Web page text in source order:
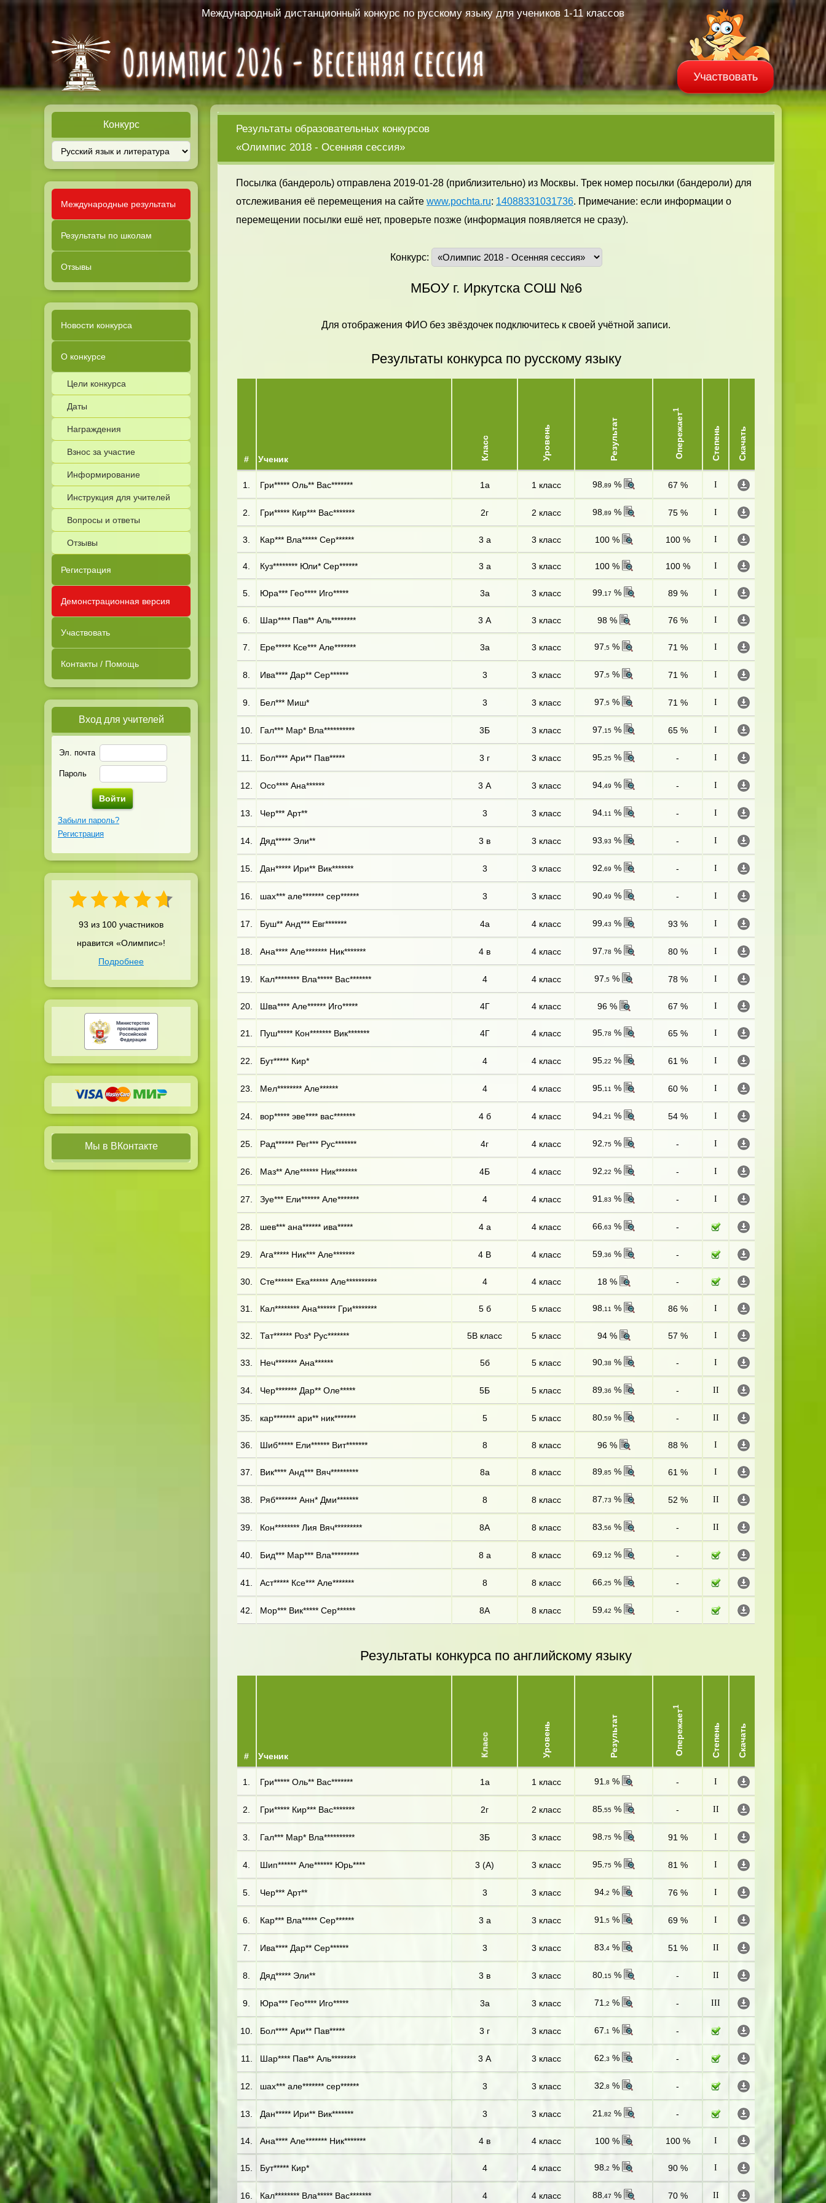
Международный дистанционный конкурс по русскому языку для учеников 1-11 классов
Участвовать
Конкурс
Международные результаты
Результаты по школам
Отзывы
Новости конкурса
О конкурсе
Цели конкурса
Даты
Награждения
Взнос за участие
Информирование
Инструкция для учителей
Вопросы и ответы
Отзывы
Регистрация
Демонстрационная версия
Участвовать
Контакты / Помощь
Вход для учителей
Эл. почта
Пароль
Забыли пароль?
Регистрация
93 из 100 участников
нравится «Олимпис»!
Подробнее
Мы в ВКонтакте
Результаты образовательных конкурсов
«Олимпис 2018 - Осенняя сессия»
Посылка (бандероль) отправлена 2019-01-28 (приблизительно) из Москвы. Трек номер посылки (бандероли) для
отслеживания её перемещения на сайте www.pochta.ru: 14088331031736. Примечание: если информации о
перемещении посылки ешё нет, проверьте позже (информация появляется не сразу).
Конкурс:
МБОУ г. Иркутска СОШ №6
Для отображения ФИО без звёздочек подключитесь к своей учётной записи.
Результаты конкурса по русскому языку
# Ученик Класс Уровень Результат Опережает
1
Степень Скачать
1. Гри***** Оль** Вас******* 1а 1 класс 98 ,89 % 67 % I
2. Гри***** Кир*** Вас******* 2г 2 класс 98 ,89 % 75 % I
3. Кар*** Вла***** Сер****** 3 а 3 класс 100 % 100 % I
4. Куз******** Юли* Сер****** 3 а 3 класс 100 % 100 % I
5. Юра*** Гео**** Иго***** 3а 3 класс 99 ,17 % 89 % I
6. Шар**** Пав** Аль******** 3 А 3 класс 98 % 76 % I
7. Ере***** Ксе*** Але******* 3а 3 класс 97 ,5 % 71 % I
8. Ива**** Дар** Сер****** 3 3 класс 97 ,5 % 71 % I
9. Бел*** Миш* 3 3 класс 97 ,5 % 71 % I
10. Гал*** Мар* Вла********** 3Б 3 класс 97 ,15 % 65 % I
11. Бол**** Ари** Пав***** 3 г 3 класс 95 ,25 % - I
12. Осо**** Ана****** 3 А 3 класс 94 ,49 % - I
13. Чер*** Арт** 3 3 класс 94 ,11 % - I
14. Дяд***** Эли** 3 в 3 класс 93 ,93 % - I
15. Дан***** Ири** Вик******* 3 3 класс 92 ,69 % - I
16. шах*** але******* сер****** 3 3 класс 90 ,49 % - I
17. Буш** Анд*** Евг******* 4а 4 класс 99 ,43 % 93 % I
18. Ана**** Але******* Ник******* 4 в 4 класс 97 ,78 % 80 % I
19. Кал******** Вла***** Вас******* 4 4 класс 97 ,5 % 78 % I
20. Шва**** Але****** Иго***** 4Г 4 класс 96 % 67 % I
21. Пуш***** Кон******* Вик******* 4Г 4 класс 95 ,78 % 65 % I
22. Бут***** Кир* 4 4 класс 95 ,22 % 61 % I
23. Мел******** Але****** 4 4 класс 95 ,11 % 60 % I
24. вор***** эве**** вас******* 4 б 4 класс 94 ,21 % 54 % I
25. Рад****** Рег*** Рус******* 4г 4 класс 92 ,75 % - I
26. Маз** Але****** Ник******* 4Б 4 класс 92 ,22 % - I
27. Зуе*** Ели****** Але******* 4 4 класс 91 ,83 % - I
28. шев*** ана****** ива***** 4 а 4 класс 66 ,63 % -
29. Ага***** Ник*** Але******* 4 В 4 класс 59 ,36 % -
30. Сте****** Ека****** Але********** 4 4 класс 18 % -
31. Кал******** Ана****** Гри******** 5 б 5 класс 98 ,11 % 86 % I
32. Тат****** Роз* Рус******* 5В класс 5 класс 94 % 57 % I
33. Неч******* Ана****** 5б 5 класс 90 ,38 % - I
34. Чер******* Дар** Оле***** 5Б 5 класс 89 ,36 % - II
35. кар******* ари** ник******* 5 5 класс 80 ,59 % - II
36. Шиб***** Ели****** Вит******* 8 8 класс 96 % 88 % I
37. Вик**** Анд*** Вяч********* 8а 8 класс 89 ,85 % 61 % I
38. Ряб******* Анн* Дми******* 8 8 класс 87 ,73 % 52 % II
39. Кон******** Лия Вяч********* 8А 8 класс 83 ,56 % - II
40. Бид*** Мар*** Вла********* 8 а 8 класс 69 ,12 % -
41. Аст***** Ксе*** Але******* 8 8 класс 66 ,25 % -
42. Мор*** Вик***** Сер****** 8А 8 класс 59 ,42 % -
Результаты конкурса по английскому языку
# Ученик Класс Уровень Результат Опережает
1
Степень Скачать
1. Гри***** Оль** Вас******* 1а 1 класс 91 ,8 % - I
2. Гри***** Кир*** Вас******* 2г 2 класс 85 ,55 % - II
3. Гал*** Мар* Вла********** 3Б 3 класс 98 ,75 % 91 % I
4. Шип****** Але****** Юрь**** 3 (А) 3 класс 95 ,75 % 81 % I
5. Чер*** Арт** 3 3 класс 94 ,2 % 76 % I
6. Кар*** Вла***** Сер****** 3 а 3 класс 91 ,5 % 69 % I
7. Ива**** Дар** Сер****** 3 3 класс 83 ,4 % 51 % II
8. Дяд***** Эли** 3 в 3 класс 80 ,15 % - II
9. Юра*** Гео**** Иго***** 3а 3 класс 71 ,2 % - III
10. Бол**** Ари** Пав***** 3 г 3 класс 67 ,1 % -
11. Шар**** Пав** Аль******** 3 А 3 класс 62 ,3 % -
12. шах*** але******* сер****** 3 3 класс 32 ,8 % -
13. Дан***** Ири** Вик******* 3 3 класс 21 ,82 % -
14. Ана**** Але******* Ник******* 4 в 4 класс 100 % 100 % I
15. Бут***** Кир* 4 4 класс 98 ,2 % 90 % I
16. Кал******** Вла***** Вас******* 4 4 класс 88 ,47 % 70 % II